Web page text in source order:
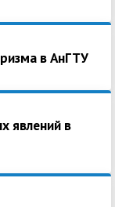
в АнГТУ
явлений в